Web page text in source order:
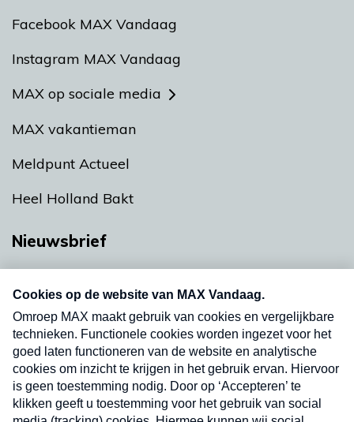
Facebook MAX Vandaag
Instagram MAX Vandaag
MAX op sociale media
MAX vakantieman
Meldpunt Actueel
Heel Holland Bakt
Nieuwsbrief
nieuwsbrief. Elke vrijdag- en dinsdagochtend in
uw mailbox.
Verzend